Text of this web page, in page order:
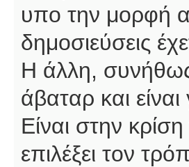
υπο την μορφή
δημοσιεύσεις
Η άλλη, συνήθως
άβαταρ και
Είναι στην
επιλέξει τον